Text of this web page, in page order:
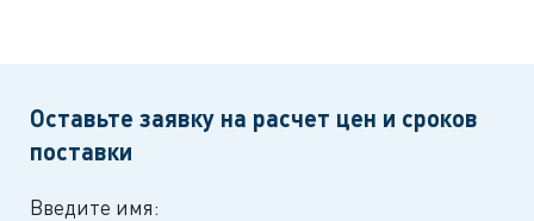
Оставьте заявку на расчет цен и сроков
поставки
Введите имя: